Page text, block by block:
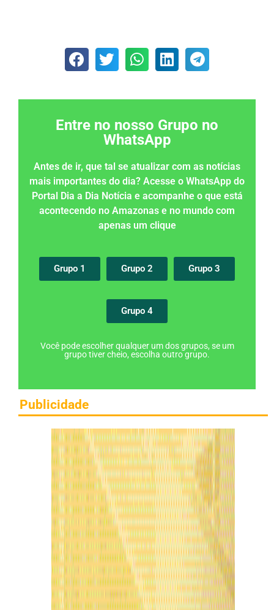
Entre no nosso Grupo no
WhatsApp
Antes de ir, que tal se atualizar com as notícias
mais importantes do dia? Acesse o WhatsApp do
Portal Dia a Dia Notícia e acompanhe o que está
acontecendo no Amazonas e no mundo com
apenas um clique
Grupo 1 Grupo 2 Grupo 3
Grupo 4
Você pode escolher qualquer um dos grupos, se um
grupo tiver cheio, escolha outro grupo.
Publicidade